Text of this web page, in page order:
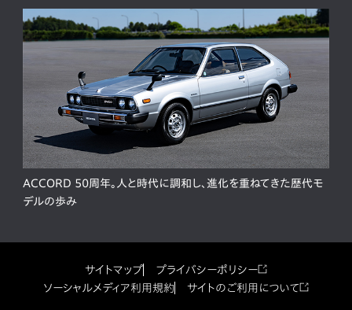
ACCORD 50周年。人と時代に調和し、進化を重ねてきた歴代モ
デルの歩み
サイトマップ
プライバシーポリシー
ソーシャルメディア利用規約
サイトのご利用について